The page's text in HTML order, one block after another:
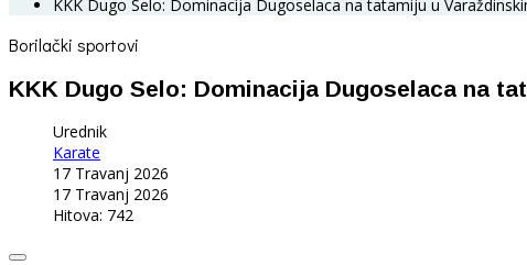
KKK Dugo Selo: Dominacija Dugoselaca na tatamiju u
Borilački sportovi
KKK Dugo Selo: Dominacija Dugoselaca na
Urednik
Karate
17 Travanj 2026
17 Travanj 2026
Hitova: 742